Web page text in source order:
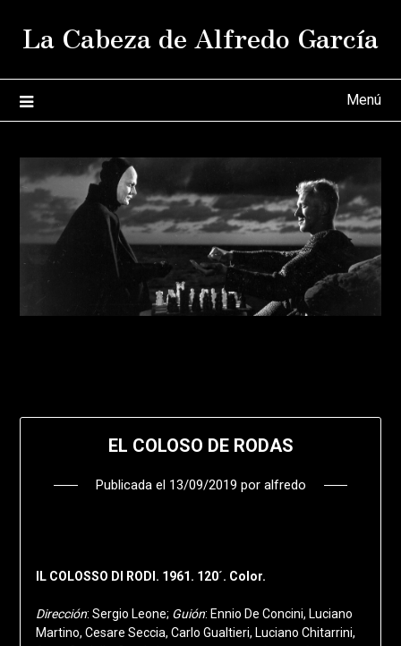
La Cabeza de Alfredo García
Menú
EL COLOSO DE RODAS
Publicada el 13/09/2019 por alfredo
IL COLOSSO DI RODI. 1961. 120´. Color.
Dirección: Sergio Leone; Guión: Ennio De Concini, Luciano
Martino, Cesare Seccia, Carlo Gualtieri, Luciano Chitarrini,